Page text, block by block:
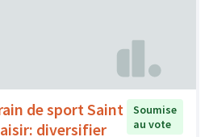
de sport Saint
diversifier
Soumise
au vote